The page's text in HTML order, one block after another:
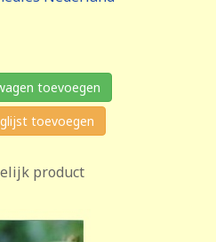
toevoegen
toevoegen
product